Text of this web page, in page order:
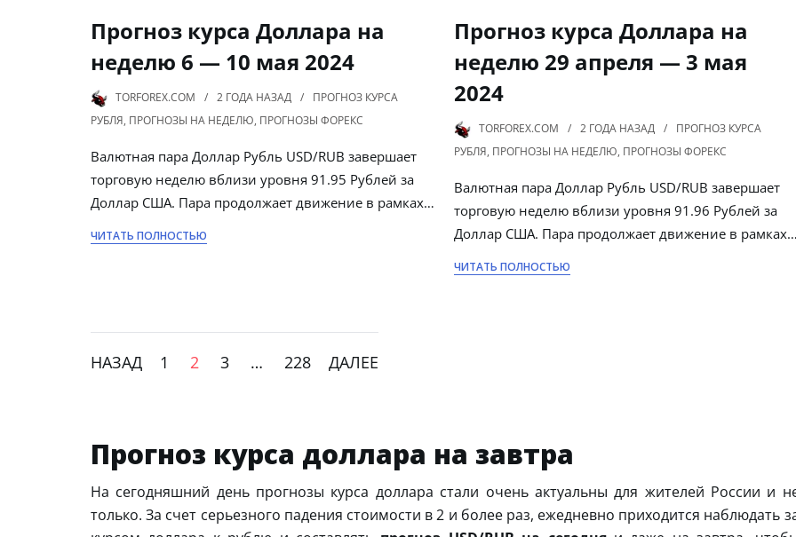
Прогноз курса Доллара на
неделю 6 — 10 мая 2024
TORFOREX.COM 2 ГОДА НАЗАД
ПРОГНОЗ КУРСА
РУБЛЯ, ПРОГНОЗЫ НА НЕДЕЛЮ, ПРОГНОЗЫ ФОРЕКС
Валютная пара Доллар Рубль USD/RUB завершает
торговую неделю вблизи уровня 91.95 Рублей за
Доллар США. Пара продолжает движение в рамках…
ЧИТАТЬ ПОЛНОСТЬЮ
Прогноз курса Доллара на
неделю 29 апреля — 3 мая
2024
TORFOREX.COM 2 ГОДА НАЗАД
ПРОГНОЗ КУРСА
РУБЛЯ, ПРОГНОЗЫ НА НЕДЕЛЮ, ПРОГНОЗЫ ФОРЕКС
Валютная пара Доллар Рубль USD/RUB завершает
торговую неделю вблизи уровня 91.96 Рублей за
Доллар США. Пара продолжает движение в
ЧИТАТЬ ПОЛНОСТЬЮ
НАЗАД 1 2 3 … 228 ДАЛЕЕ
Прогноз курса доллара на завтра
На сегодняшний день прогнозы курса доллара стали очень актуальны для жителей России и
только. За счет серьезного падения стоимости в 2 и более раз, ежедневно приходится наблюдать